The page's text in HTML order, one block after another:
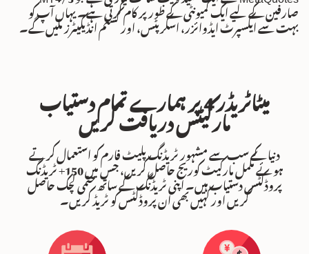
صارفین کے لیے ایک کمیونٹی کے طور پر کام کرتی ہے۔ یہاں آپ کو
بہت سے ایکسپرٹ ایڈوائزر، اسکرپٹس، اور کسٹم انڈیکیٹرز ملیں گے۔
میٹاٹریڈر 4 پر ہمارے تمام دستیاب
مارکیٹس دریافت کریں
دنیا کے سب سے مشہور ٹریڈنگ پلیٹ فارم کو استعمال کرتے
ہوئے مکمل مارکیٹ کوریج حاصل کریں، جس میں 150+ ٹریڈنگ
پروڈکٹس دستیاب ہیں۔ اپنی ٹریڈنگ کے ساتھ حتمی لچک حاصل
کریں اور کہیں بھی ان پروڈکٹس کو ٹریڈ کریں۔